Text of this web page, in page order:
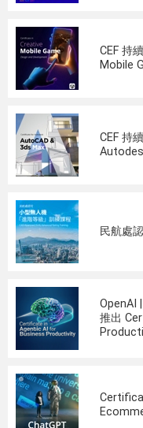
CEF 持
Mobile
CEF 持
民航處
OpenAI
推出